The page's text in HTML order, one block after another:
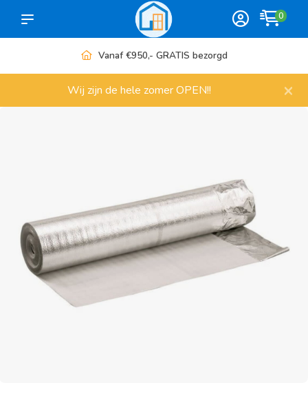
0
Vanaf €950,- GRATIS bezorgd
Wij zijn de hele zomer OPEN!! ×